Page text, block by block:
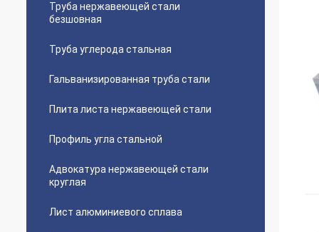
Труба нержавеющей стали
безшовная
Труба углерода стальная
Гальванизированная труба стали
Плита листа нержавеющей стали
Профиль угла стальной
Адвокатура нержавеющей стали
круглая
Лист алюминиевого сплава